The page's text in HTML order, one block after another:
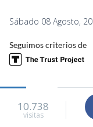
Sábado 08 Agosto,
Seguimos criterios de
10.738
visitas